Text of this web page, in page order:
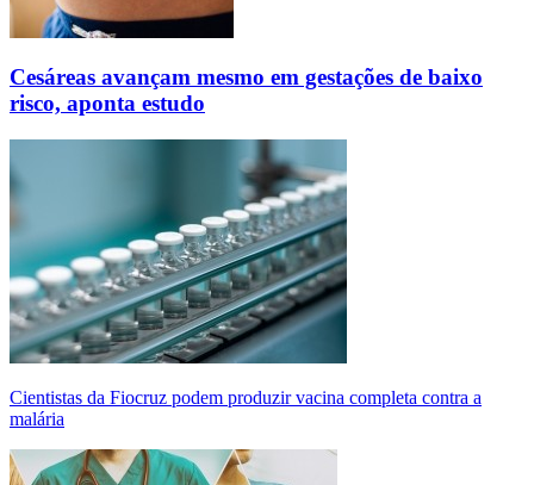
Cesáreas avançam mesmo em gestações de baixo
risco, aponta estudo
Cientistas da Fiocruz podem produzir vacina completa contra a
malária